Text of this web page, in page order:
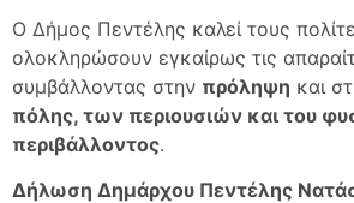
Ο Δήμος Πεντέλης καλεί τους
ολοκληρώσουν εγκαίρως τις
συμβάλλοντας στην πρόληψη και
πόλης, των περιουσιών και του
περιβάλλοντος.
Δήλωση Δημάρχου Πεντέλης